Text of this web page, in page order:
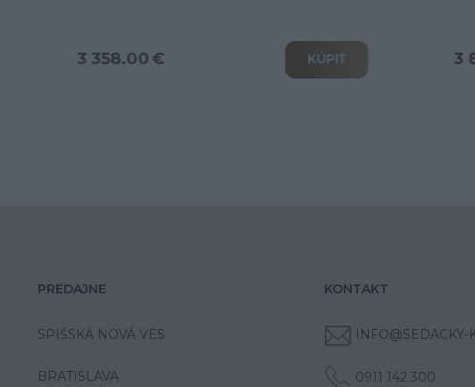
3 802.00 € KÚPIŤ
PREDAJNE
SPIŠSKÁ NOVÁ VES
BRATISLAVA
KONTAKT
INFO@SEDACKY-
0911 142 300